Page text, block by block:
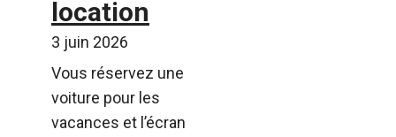
location
3 juin 2026
Vous réservez une
voiture pour les
vacances et l’écran